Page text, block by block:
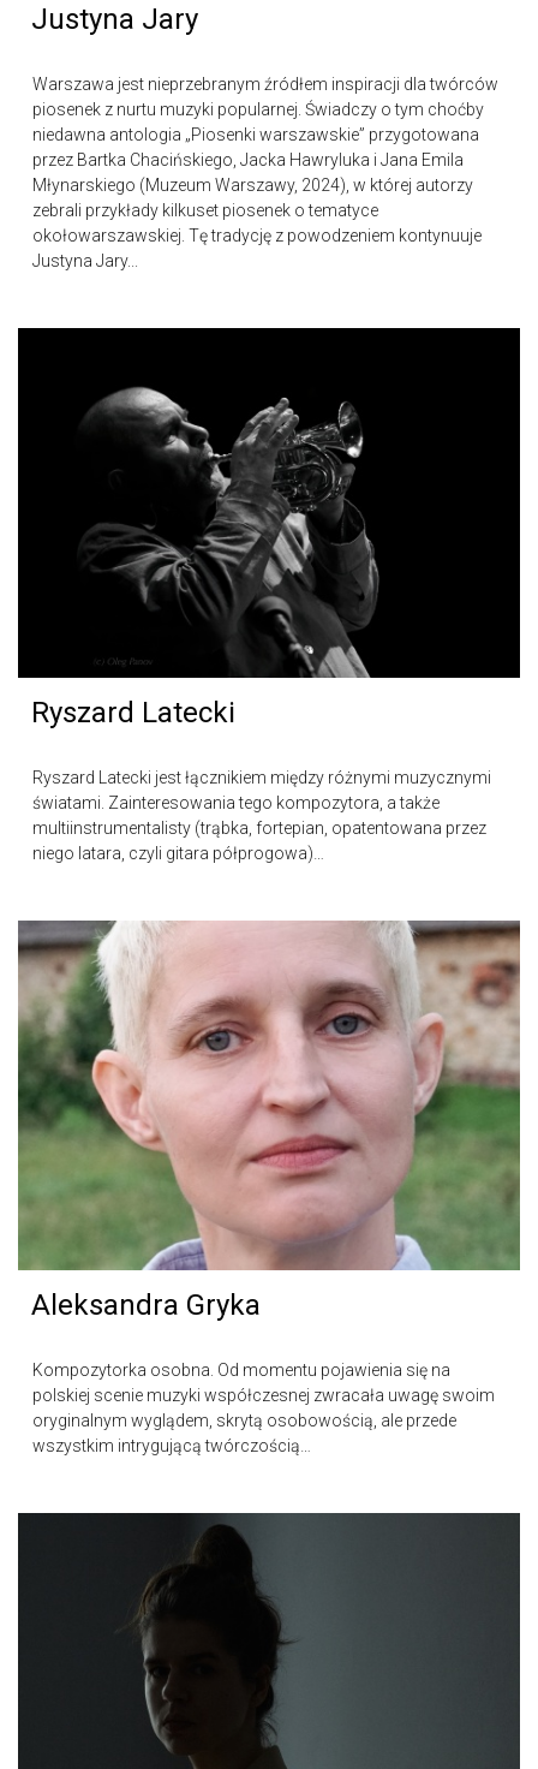
Justyna Jary
Warszawa jest nieprzebranym źródłem inspiracji dla twórców
piosenek z nurtu muzyki popularnej. Świadczy o tym choćby
niedawna antologia „Piosenki warszawskie” przygotowana
przez Bartka Chacińskiego, Jacka Hawryluka i Jana Emila
Młynarskiego (Muzeum Warszawy, 2024), w której autorzy
zebrali przykłady kilkuset piosenek o tematyce
okołowarszawskiej. Tę tradycję z powodzeniem kontynuuje
Justyna Jary...
Ryszard Latecki
Ryszard Latecki jest łącznikiem między różnymi muzycznymi
światami. Zainteresowania tego kompozytora, a także
multiinstrumentalisty (trąbka, fortepian, opatentowana przez
niego latara, czyli gitara półprogowa)…
Aleksandra Gryka
Kompozytorka osobna. Od momentu pojawienia się na
polskiej scenie muzyki współczesnej zwracała uwagę swoim
oryginalnym wyglądem, skrytą osobowością, ale przede
wszystkim intrygującą twórczością…